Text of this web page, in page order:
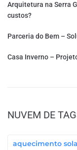
Arquitetura na Serra
custos?
Parceria do Bem –
Casa Inverno –
NUVEM DE
aquecimento